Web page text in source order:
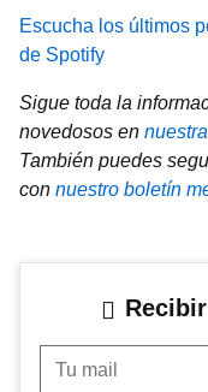
Escucha los últimos
de Spotify
Sigue toda la
novedosos en
También puedes
con nuestro boletín
Tu mail